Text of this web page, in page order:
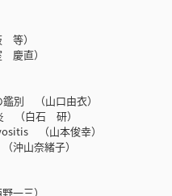
等）
直）
別 （山口由衣）
（白石 研）
（山本俊幸）
山奈緒子）
一三）